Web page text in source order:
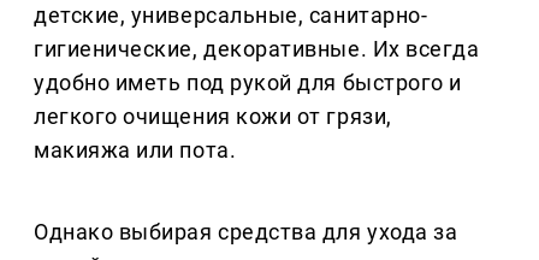
детские, универсальные, санитарно-
гигиенические, декоративные. Их всегда
удобно иметь под рукой для быстрого и
легкого очищения кожи от грязи,
макияжа или пота.
Однако выбирая средства для ухода за